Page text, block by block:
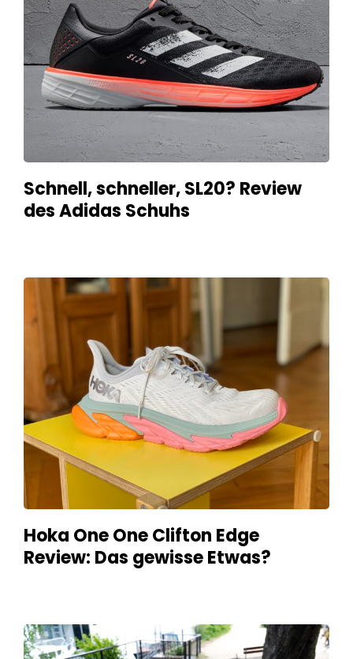
Schnell, schneller, SL20? Review
des Adidas Schuhs
Hoka One One Clifton Edge
Review: Das gewisse Etwas?